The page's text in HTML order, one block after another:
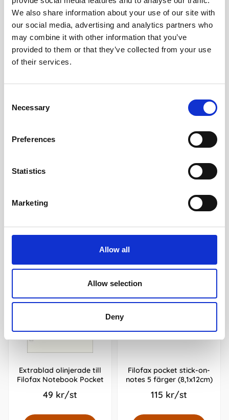
We also share information about your use of our site with
our social media, advertising and analytics partners who
may combine it with other information that you’ve
provided to them or that they’ve collected from your use
of their services.
Selection
Necessary
Preferences
Statistics
Marketing
Allow all
Allow selection
Deny
Mark II A5 dotted Yellow
Extrablad olinjerade till
Filofax Notebook Pocket
49 kr/st
Filofax pocket stick-on-
notes 5 färger (8,1x12cm)
115 kr/st